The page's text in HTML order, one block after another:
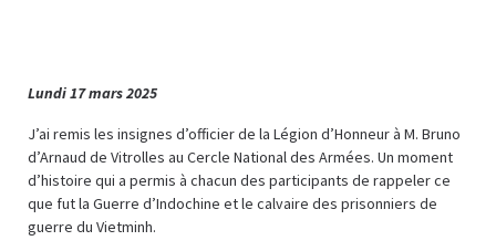
Lundi 17 mars 2025
J’ai remis les insignes d’officier de la Légion d’Honneur à M. Bruno
d’Arnaud de Vitrolles au Cercle National des Armées. Un moment
d’histoire qui a permis à chacun des participants de rappeler ce
que fut la Guerre d’Indochine et le calvaire des prisonniers de
guerre du Vietminh.